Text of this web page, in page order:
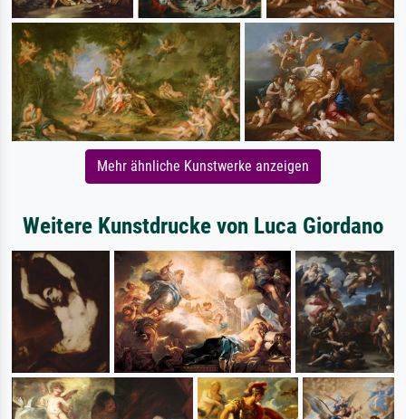
Mehr ähnliche Kunstwerke anzeigen
Weitere Kunstdrucke von Luca Giordano